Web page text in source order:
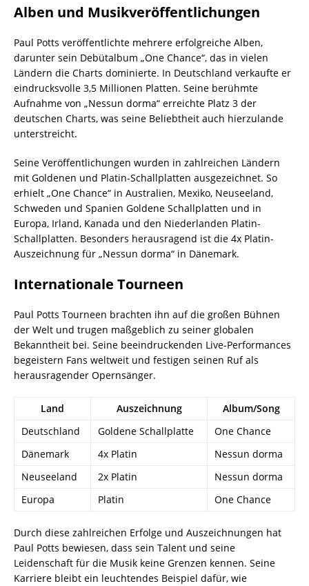
Alben und Musikveröffentlichungen
Paul Potts veröffentlichte mehrere erfolgreiche Alben,
darunter sein Debütalbum „One Chance“, das in vielen
Ländern die Charts dominierte. In Deutschland verkaufte er
eindrucksvolle 3,5 Millionen Platten. Seine berühmte
Aufnahme von „Nessun dorma“ erreichte Platz 3 der
deutschen Charts, was seine Beliebtheit auch hierzulande
unterstreicht.
Seine Veröffentlichungen wurden in zahlreichen Ländern
mit Goldenen und Platin-Schallplatten ausgezeichnet. So
erhielt „One Chance“ in Australien, Mexiko, Neuseeland,
Schweden und Spanien Goldene Schallplatten und in
Europa, Irland, Kanada und den Niederlanden Platin-
Schallplatten. Besonders herausragend ist die 4x Platin-
Auszeichnung für „Nessun dorma“ in Dänemark.
Internationale Tourneen
Paul Potts Tourneen brachten ihn auf die großen Bühnen
der Welt und trugen maßgeblich zu seiner globalen
Bekanntheit bei. Seine beeindruckenden Live-Performances
begeistern Fans weltweit und festigen seinen Ruf als
herausragender Opernsänger.
Land Auszeichnung
Album/Song
Deutschland
Goldene Schallplatte
One Chance
Dänemark
4x Platin
Nessun dorma
Neuseeland
2x Platin
Nessun dorma
Europa
Platin One Chance
Durch diese zahlreichen Erfolge und Auszeichnungen hat
Paul Potts bewiesen, dass sein Talent und seine
Leidenschaft für die Musik keine Grenzen kennen. Seine
Karriere bleibt ein leuchtendes Beispiel dafür, wie